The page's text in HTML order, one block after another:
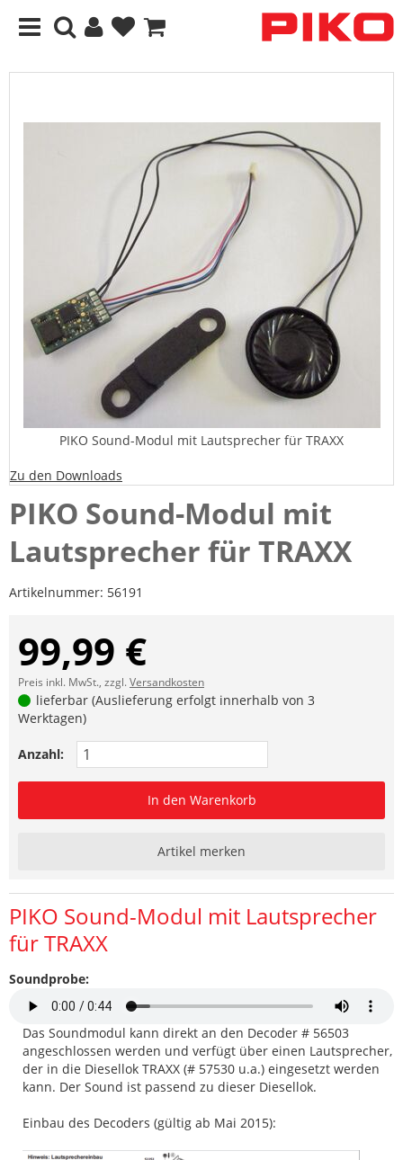
PIKO Sound-Modul mit Lautsprecher für TRAXX
Zu den Downloads
PIKO Sound-Modul mit
Lautsprecher für TRAXX
Artikelnummer: 56191
99,99 €
Preis inkl. MwSt., zzgl.Versandkosten
lieferbar (Auslieferung erfolgt innerhalb von 3
Werktagen)
Anzahl:
In den Warenkorb
Artikel merken
PIKO Sound-Modul mit Lautsprecher
für TRAXX
Soundprobe:
Das Soundmodul kann direkt an den Decoder # 56503
angeschlossen werden und verfügt über einen Lautsprecher,
der in die Diesellok TRAXX (# 57530 u.a.) eingesetzt werden
kann. Der Sound ist passend zu dieser Diesellok.
Einbau des Decoders (gültig ab Mai 2015):